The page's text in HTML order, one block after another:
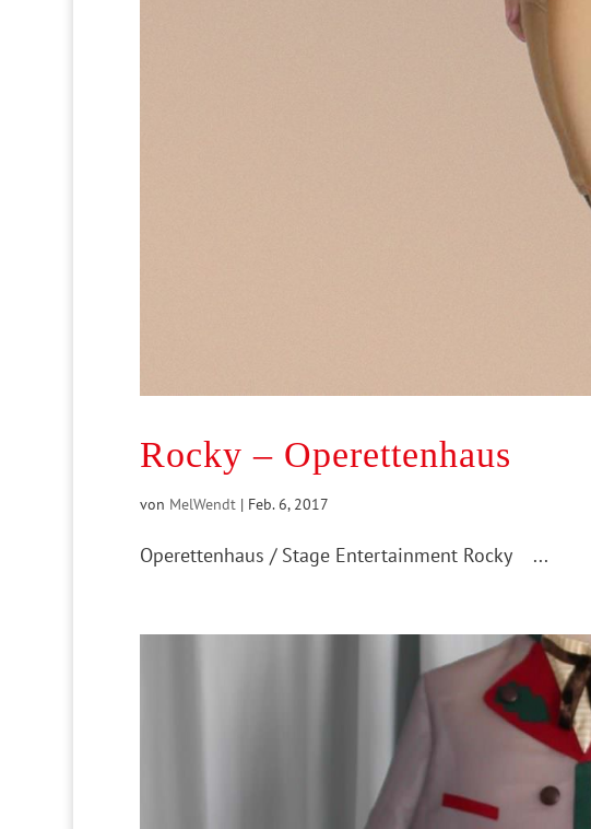
Rocky – Operettenhaus
von MelWendt| Feb. 6, 2017
Operettenhaus / Stage Entertainment Rocky ...